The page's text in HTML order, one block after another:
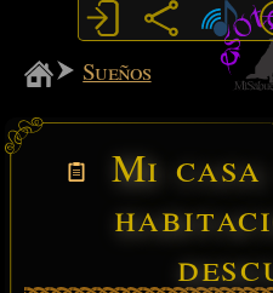
MiSabueso
Sueños
Mi